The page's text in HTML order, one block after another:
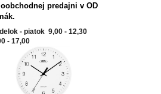
predajni v OD
- piatok 9,00 - 12,30
- 17,00